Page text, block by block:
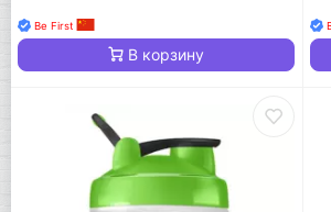
Be First
В корзину